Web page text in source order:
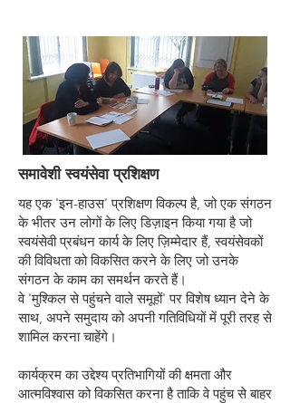
समावेशी स्वयंसेवा प्रशिक्षण
यह एक 'इन-हाउस' प्रशिक्षण विकल्प है, जो एक संगठन
के भीतर उन लोगों के लिए डिज़ाइन किया गया है जो
स्वयंसेवी प्रबंधन कार्य के लिए ज़िम्मेदार हैं, स्वयंसेवकों
की विविधता को विकसित करने के लिए जो उनके
संगठन के काम का समर्थन करते हैं।
वे 'मुश्किल से पहुंचने वाले समूहों' पर विशेष ध्यान देने के
साथ, अपने समुदाय को अपनी गतिविधियों में पूरी तरह से
शामिल करना चाहेंगे।
कार्यक्रम का उद्देश्य प्रतिभागियों की क्षमता और
आत्मविश्वास को विकसित करना है ताकि वे पहुंच से बाहर